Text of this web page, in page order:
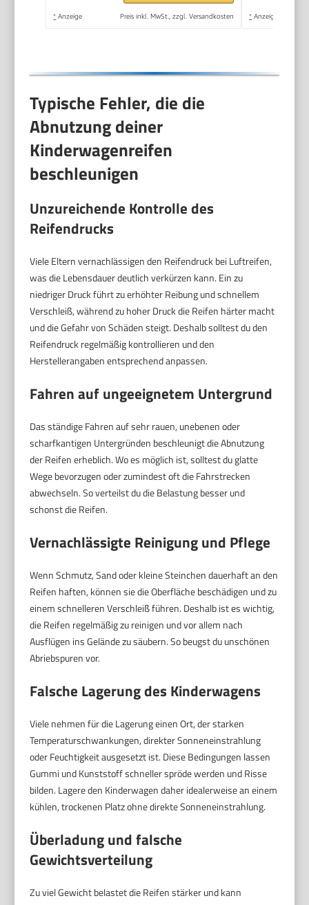
* Anzeige Preis inkl. MwSt., zzgl. Versandkosten * Anzeige
Typische Fehler, die die
Abnutzung deiner
Kinderwagenreifen
beschleunigen
Unzureichende Kontrolle des
Reifendrucks
Viele Eltern vernachlässigen den Reifendruck bei Luftreifen,
was die Lebensdauer deutlich verkürzen kann. Ein zu
niedriger Druck führt zu erhöhter Reibung und schnellem
Verschleiß, während zu hoher Druck die Reifen härter macht
und die Gefahr von Schäden steigt. Deshalb solltest du den
Reifendruck regelmäßig kontrollieren und den
Herstellerangaben entsprechend anpassen.
Fahren auf ungeeignetem Untergrund
Das ständige Fahren auf sehr rauen, unebenen oder
scharfkantigen Untergründen beschleunigt die Abnutzung
der Reifen erheblich. Wo es möglich ist, solltest du glatte
Wege bevorzugen oder zumindest oft die Fahrstrecken
abwechseln. So verteilst du die Belastung besser und
schonst die Reifen.
Vernachlässigte Reinigung und Pflege
Wenn Schmutz, Sand oder kleine Steinchen dauerhaft an den
Reifen haften, können sie die Oberfläche beschädigen und zu
einem schnelleren Verschleiß führen. Deshalb ist es wichtig,
die Reifen regelmäßig zu reinigen und vor allem nach
Ausflügen ins Gelände zu säubern. So beugst du unschönen
Abriebspuren vor.
Falsche Lagerung des Kinderwagens
Viele nehmen für die Lagerung einen Ort, der starken
Temperaturschwankungen, direkter Sonneneinstrahlung
oder Feuchtigkeit ausgesetzt ist. Diese Bedingungen lassen
Gummi und Kunststoff schneller spröde werden und Risse
bilden. Lagere den Kinderwagen daher idealerweise an einem
kühlen, trockenen Platz ohne direkte Sonneneinstrahlung.
Überladung und falsche
Gewichtsverteilung
Zu viel Gewicht belastet die Reifen stärker und kann